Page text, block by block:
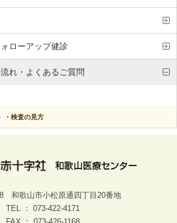
ローアップ健診
れ・よくあるご質問
・検査の見方
和歌山市小松原通四丁目20番地
TEL ： 073-422-4171